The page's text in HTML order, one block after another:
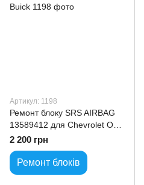
Артикул: 1198
Ремонт блоку SRS AIRBAG
13589412 для Chevrolet Opel
Buick
2 200 грн
Ремонт блоків